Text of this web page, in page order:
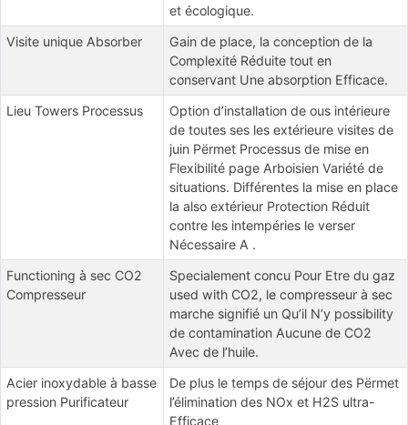
et écologique.
Visite unique Absorber
Gain de place, la conception de la
Complexité Réduite tout en
conservant Une absorption Efficace.
Lieu Towers Processus
Option d’installation deous intérieure
de toutes ses les extérieure visites de
juin Përmet Processus de mise en
Flexibilité page Arboisien Variété de
situations. Différentes la mise en place
la also extérieur Protection Réduit
contre les intempéries le verser
Nécessaire A .
Functioning à sec CO2
Compresseur
Specialement concu Pour Etre du gaz
used with CO2, le compresseur à sec
marche signifié un Qu’il N’y possibility
de contamination Aucune de CO2
Avec de l’huile.
Acier inoxydable à basse
pression Purificateur
De plus le temps de séjour des Përmet
l’élimination des NOx et H2S ultra-
Efficace